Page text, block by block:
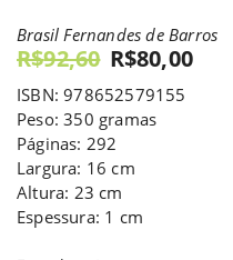
Brasil Fernandes de Barros
R$92,60 R$80,00
ISBN: 978652579155
Peso: 350 gramas
Páginas: 292
Largura: 16 cm
Altura: 23 cm
Espessura: 1 cm